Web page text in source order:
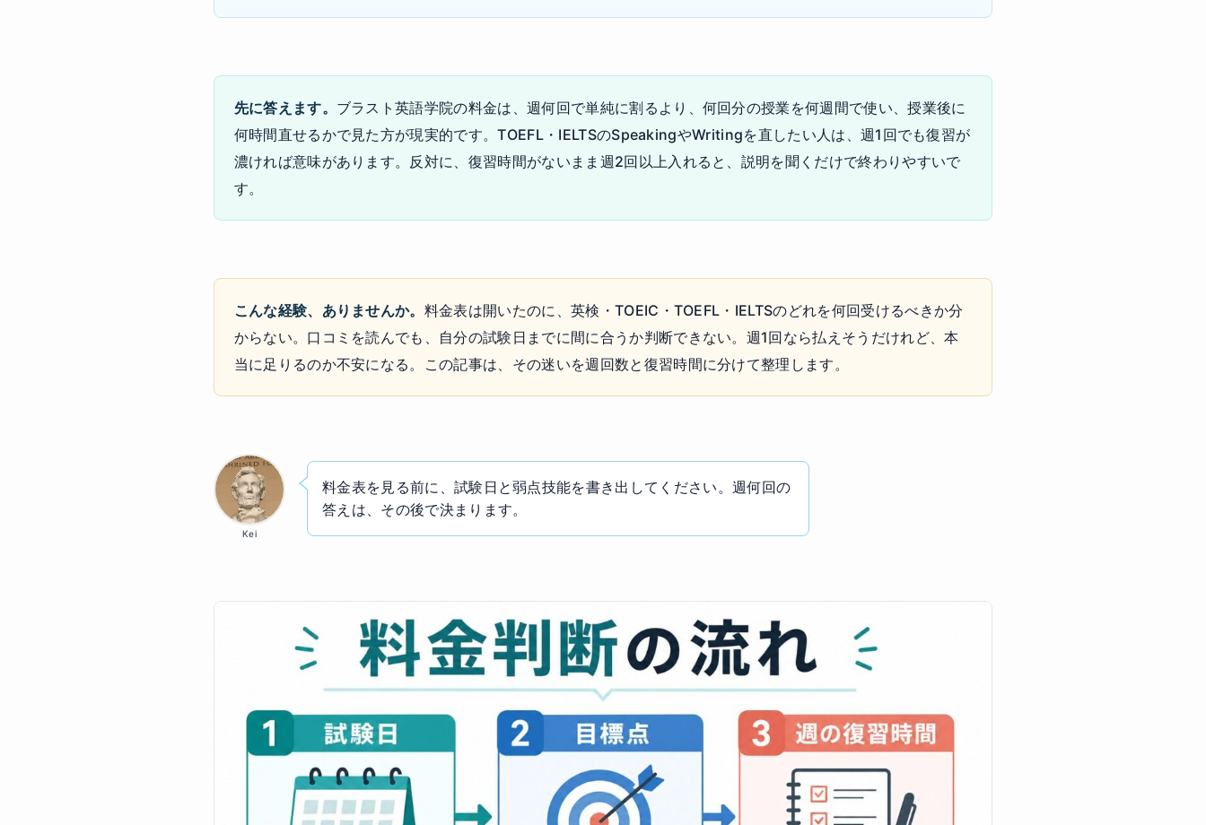
先に答えます。 ブラスト英語学院の料金は、週何回で単純に割るより、何回分の授業を何週間で使い、授業後に
何時間直せるかで見た方が現実的です。TOEFL・IELTSのSpeakingやWritingを直したい人は、週1回でも復習が
濃ければ意味があります。反対に、復習時間がないまま週2回以上入れると、説明を聞くだけで終わりやすいで
す。
こんな経験、ありませんか。 料金表は開いたのに、英検・TOEIC・TOEFL・IELTSのどれを何回受けるべきか分
からない。口コミを読んでも、自分の試験日までに間に合うか判断できない。週1回なら払えそうだけれど、本
当に足りるのか不安になる。この記事は、その迷いを週回数と復習時間に分けて整理します。
Kei
料金表を見る前に、試験日と弱点技能を書き出してください。週何回の
答えは、その後で決まります。